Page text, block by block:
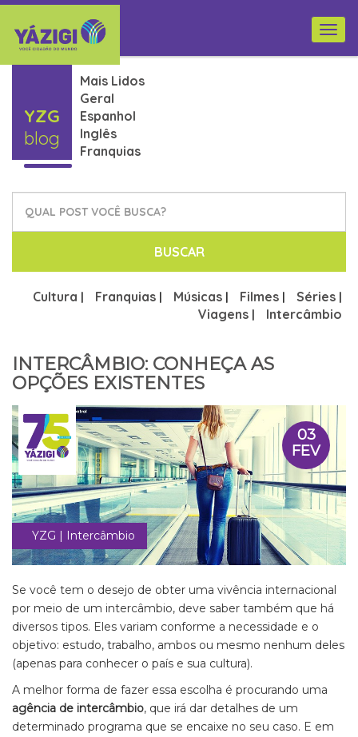
YZG
blog
Mais Lidos
Geral
Espanhol
Inglês
Franquias
BUSCAR
Cultura | Franquias | Músicas | Filmes | Séries |
Viagens | Intercâmbio
INTERCÂMBIO: CONHEÇA AS
OPÇÕES EXISTENTES
YZG | Intercâmbio
03
FEV
Se você tem o desejo de obter uma vivência internacional
por meio de um intercâmbio, deve saber também que há
diversos tipos. Eles variam conforme a necessidade e o
objetivo: estudo, trabalho, ambos ou mesmo nenhum deles
(apenas para conhecer o país e sua cultura).
A melhor forma de fazer essa escolha é procurando uma
agência de intercâmbio, que irá dar detalhes de um
determinado programa que se encaixe no seu caso. E em